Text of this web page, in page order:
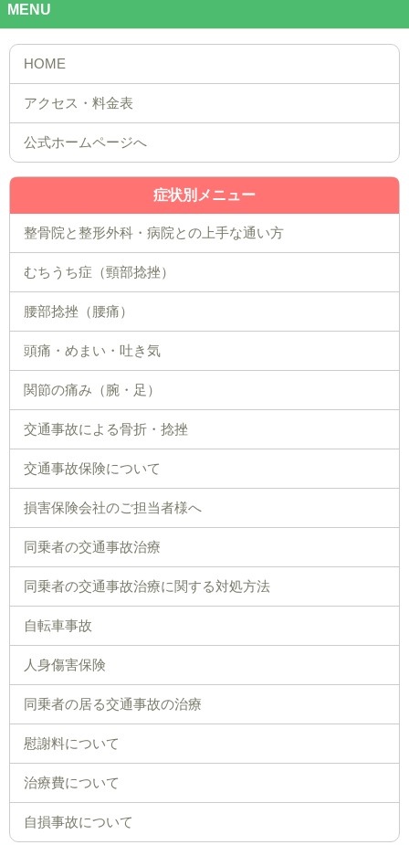
MENU
公式ホームページへ
症状別メニュー
整骨院と整形外科・病院との上手な通い方
むちうち症（頸部捻挫）
腰部捻挫（腰痛）
頭痛・めまい・吐き気
関節の痛み（腕・足）
交通事故による骨折・捻挫
交通事故保険について
損害保険会社のご担当者様へ
同乗者の交通事故治療
同乗者の交通事故治療に関する対処方法
自転車事故
人身傷害保険
同乗者の居る交通事故の治療
慰謝料について
治療費について
自損事故について